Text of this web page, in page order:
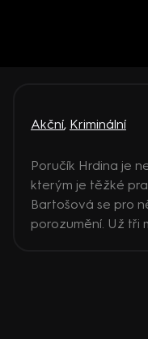
Akční, Kriminální
Poručík Hrdina je
kterým je těžké
Bartošová se pro
porozumění. Už tři